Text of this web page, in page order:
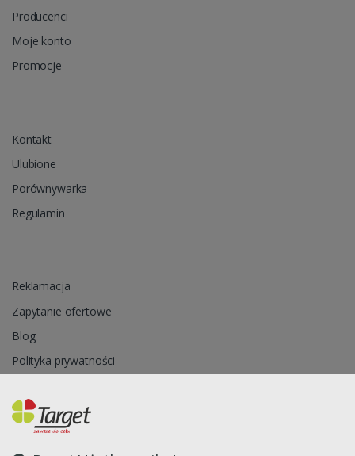
Producenci
Moje konto
Promocje
Kontakt
Ulubione
Porównywarka
Regulamin
Reklamacja
Zapytanie ofertowe
Blog
Polityka prywatności
Oprogramowanie sklepu internetowego dostarcza